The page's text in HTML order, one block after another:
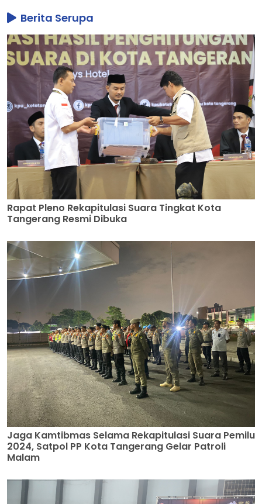
Berita Serupa
Rapat Pleno Rekapitulasi Suara Tingkat Kota
Tangerang Resmi Dibuka
Jaga Kamtibmas Selama Rekapitulasi Suara Pemilu
2024, Satpol PP Kota Tangerang Gelar Patroli
Malam